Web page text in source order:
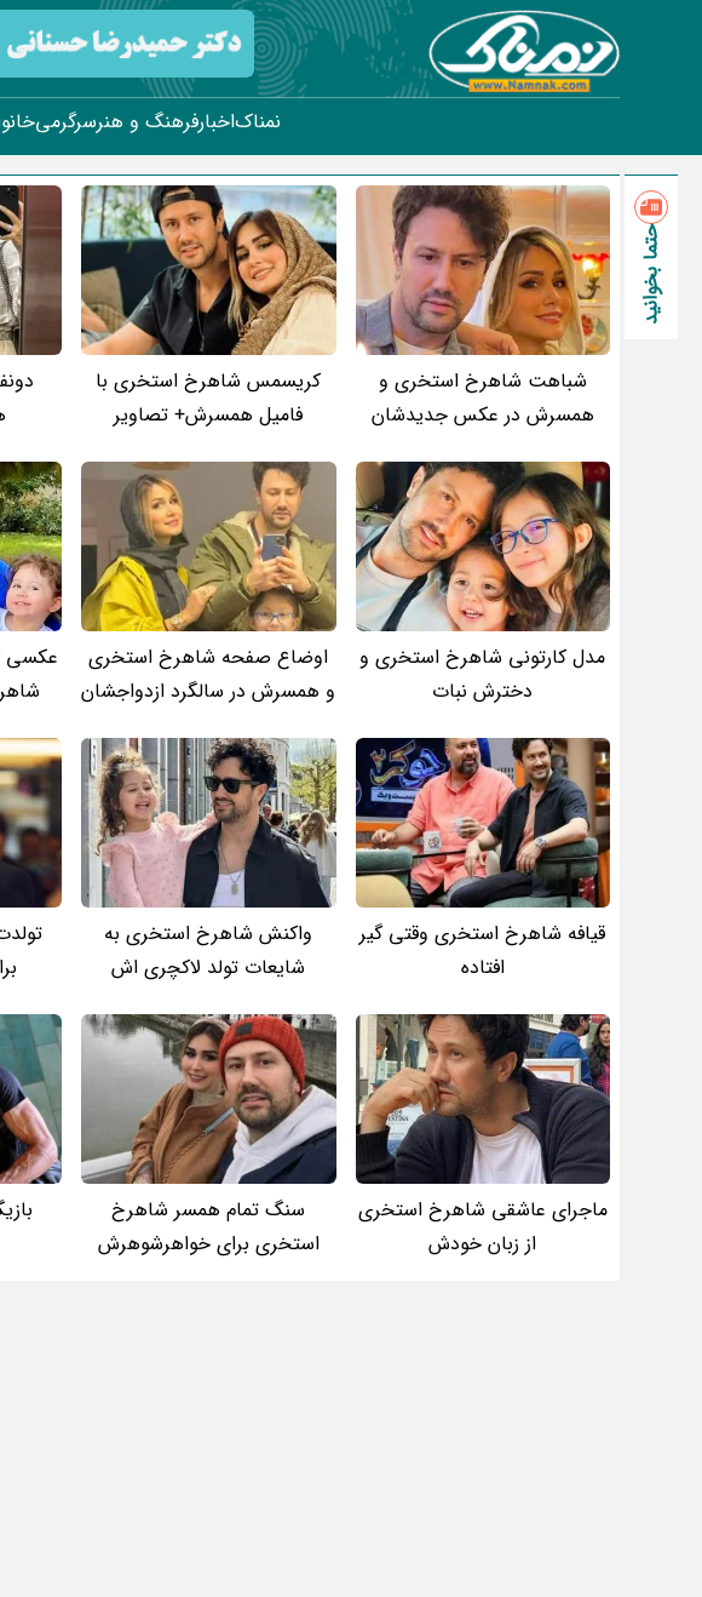
نمناکاخبارفرهنگ و هنرسرگرمی
حتما بخوانید
شباهت شاهرخ استخری و
همسرش در عکس جدیدشان
کریسمس شاهرخ استخری با
فامیل همسرش+ تصاویر
مدل کارتونی شاهرخ استخری و
دخترش نبات
اوضاع صفحه شاهرخ استخری
و همسرش در سالگرد ازدواجشان
عکسی
قیافه شاهرخ استخری وقتی گیر
افتاده
واکنش شاهرخ استخری به
شایعات تولد لاکچری اش
ماجرای عاشقی شاهرخ استخری
از زبان خودش
سنگ تمام همسر شاهرخ
استخری برای خواهرشوهرش